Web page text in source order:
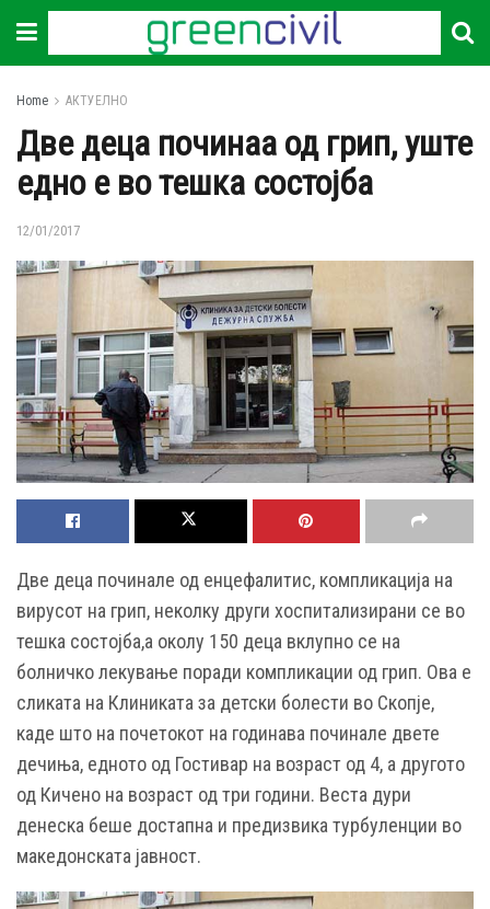
Home АКТУЕЛНО
Две деца починаа од грип, уште
едно е во тешка состојба
12/01/2017
Две деца починале од енцефалитис, компликација на
вирусот на грип, неколку други хоспитализирани се во
тешка состојба,а околу 150 деца вклупно се на
болничко лекување поради компликации од грип. Ова е
сликата на Клиниката за детски болести во Скопје,
каде што на почетокот на годинава починале двете
дечиња, едното од Гостивар на возраст од 4, а другото
од Кичено на возраст од три години. Веста дури
денеска беше достапна и предизвика турбуленции во
македонската јавност.